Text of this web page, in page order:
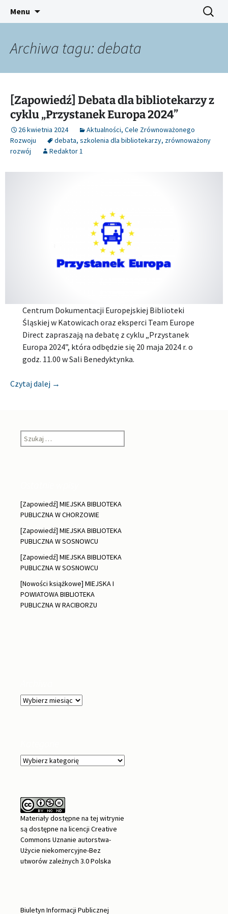
Śląski Pegaz
Platforma inicjatyw bibliotecznych
Menu Szukaj:
Archiwa tagu: debata
[Zapowiedź] Debata dla bibliotekarzy z
cyklu „Przystanek Europa 2024”
26 kwietnia 2024 Aktualności, Cele Zrównoważonego
Rozwoju
debata, szkolenia dla bibliotekarzy, zrównoważony
rozwój
Redaktor 1
Centrum Dokumentacji Europejskiej Biblioteki
Śląskiej w Katowicach oraz eksperci Team Europe
Direct zapraszają na debatę z cyklu „Przystanek
Europa 2024”, która odbędzie się 20 maja 2024 r. o
godz. 11.00 w Sali Benedyktynka.
Czytaj dalej [Zapowiedź] Debata dla bibliotekarzy z cyklu
→
Szukaj:
[Zapowiedź] MIEJSKA BIBLIOTEKA
PUBLICZNA W CHORZOWIE
[Zapowiedź] MIEJSKA BIBLIOTEKA
PUBLICZNA W SOSNOWCU
[Zapowiedź] MIEJSKA BIBLIOTEKA
PUBLICZNA W SOSNOWCU
[Nowości książkowe] MIEJSKA I
POWIATOWA BIBLIOTEKA
PUBLICZNA W RACIBORZU
Archiwa
Kategorie
Materiały dostępne na tej witrynie
są dostępne na licencji Creative
Commons Uznanie autorstwa-
Użycie niekomercyjne-Bez
utworów zależnych 3.0 Polska
Biuletyn Informacji Publicznej